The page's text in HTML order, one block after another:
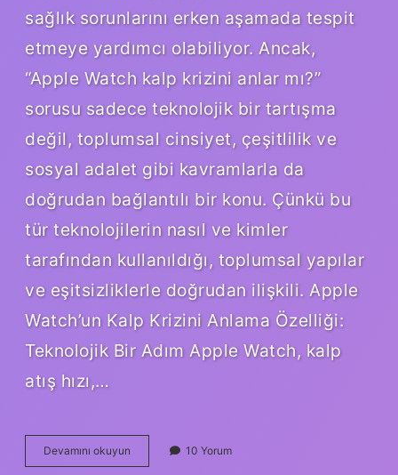
sağlık sorunlarını erken aşamada tespit
etmeye yardımcı olabiliyor. Ancak,
“Apple Watch kalp krizini anlar mı?”
sorusu sadece teknolojik bir tartışma
değil, toplumsal cinsiyet, çeşitlilik ve
sosyal adalet gibi kavramlarla da
doğrudan bağlantılı bir konu. Çünkü bu
tür teknolojilerin nasıl ve kimler
tarafından kullanıldığı, toplumsal yapılar
ve eşitsizliklerle doğrudan ilişkili. Apple
Watch’un Kalp Krizini Anlama Özelliği:
Teknolojik Bir Adım Apple Watch, kalp
atış hızı,…
Devamını okuyun
Watch
10 Yorum